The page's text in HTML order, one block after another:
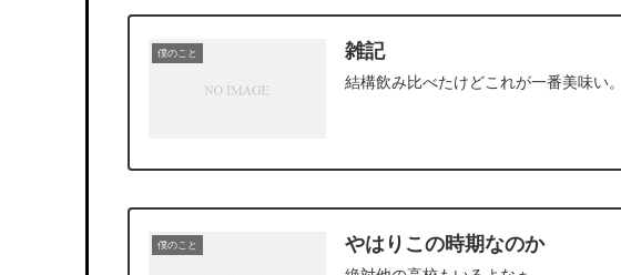
僕のこと 雑記
結構飲み比べたけどこれが一番美味い。
僕のこと やはりこの時期なのか